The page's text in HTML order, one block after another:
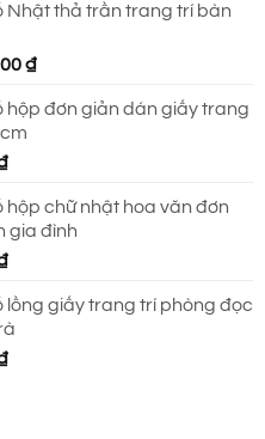
₫.
tại
2.150.000 ₫.
Nhật thả trần trang trí bàn
₫.
₫Giá
tại
hộp đơn giản dán giấy trang
Giá
tại
là:
590.000 ₫.
hộp chữ nhật hoa văn đơn
gia đình
Giá
tại
là:
690.000 ₫.
lồng giấy trang trí phòng đọc
Giá